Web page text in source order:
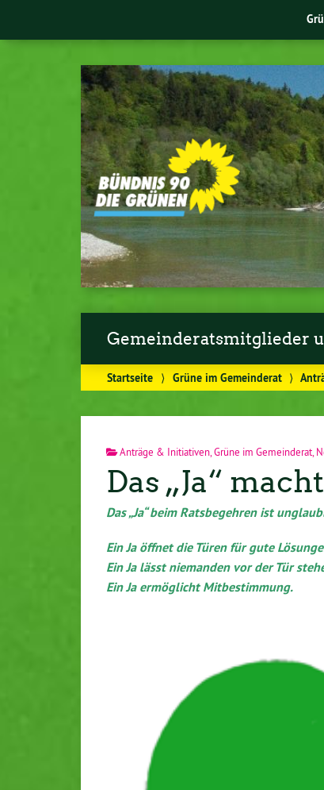
Gemeinderatsmitglieder
Startseite ⟩ Grüne im Gemeinderat ⟩
Anträge & Initiativen Grüne im Gemeinderat
Das „Ja“
Das „Ja“ beim Ratsbegehren ist
Ein Ja öffnet die Türen für gute
Ein Ja lässt niemanden vor der Tür
Ein Ja ermöglicht Mitbestimmung.